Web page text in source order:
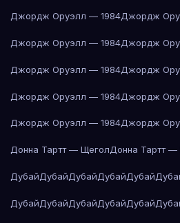
Джордж Оруэлл — 1984Джордж
Джордж Оруэлл — 1984Джордж
Джордж Оруэлл — 1984Джордж
Джордж Оруэлл — 1984Джордж
Джордж Оруэлл — 1984Джордж
Донна Тартт — ЩеголДонна Тартт —
ДубайДубайДубайДубайДубай
ДубайДубайДубайДубайДубай